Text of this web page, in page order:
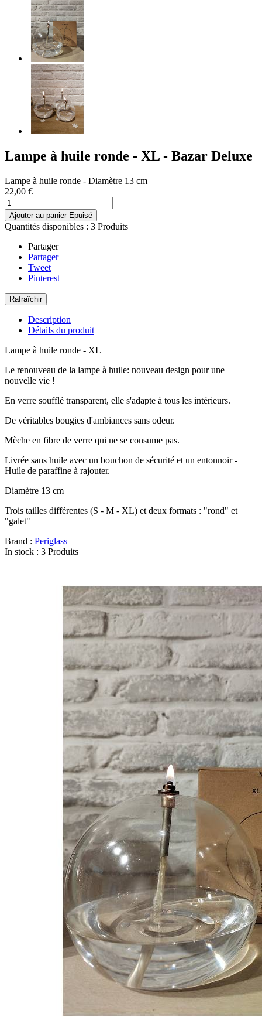
Lampe à huile ronde - XL - Bazar Deluxe
Lampe à huile ronde - Diamètre 13 cm
22,00 €
Ajouter au panier Epuisé
Quantités disponibles : 3 Produits
Partager
Partager
Tweet
Pinterest
Description
Détails du produit
Lampe à huile ronde - XL
Le renouveau de la lampe à huile: nouveau design pour une
nouvelle vie !
En verre soufflé transparent, elle s'adapte à tous les intérieurs.
De véritables bougies d'ambiances sans odeur.
Mèche en fibre de verre qui ne se consume pas.
Livrée sans huile avec un bouchon de sécurité et un entonnoir -
Huile de paraffine à rajouter.
Diamètre 13 cm
Trois tailles différentes (S - M - XL) et deux formats : "rond" et
"galet"
Brand : Periglass
In stock : 3 Produits